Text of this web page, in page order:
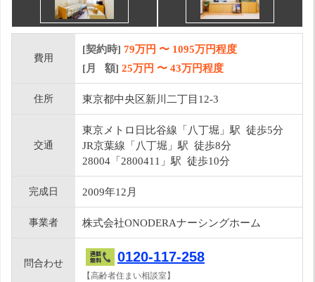
費用
[契約時] 79万円 〜 1095万円程度
[月 額] 25万円 〜 43万円程度
住所 東京都中央区新川二丁目12-3
交通
東京メトロ日比谷線「八丁堀」駅 徒歩5分
JR京葉線「八丁堀」駅 徒歩8分
28004「2800411」駅 徒歩10分
完成日 2009年12月
事業者 株式会社ONODERAナーシングホーム
問合わせ 0120-117-258
【高齢者住まい相談室】